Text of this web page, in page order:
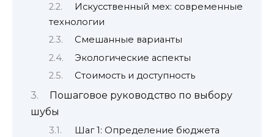
Искусственный мех: современные
технологии
Смешанные варианты
Экологические аспекты
Стоимость и доступность
Пошаговое руководство по выбору
шубы
Шаг 1: Определение бюджета